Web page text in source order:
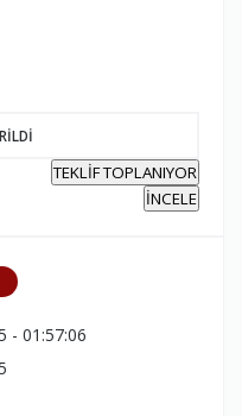
TEKLİF TOPLANIYOR
İNCELE
- 01:57:06